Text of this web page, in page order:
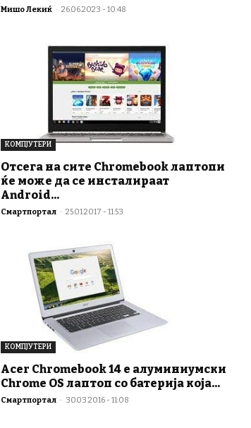
Мишо Лекиќ - 26.06.2023 - 10:48
КОМПЈУТЕРИ
Отсега на сите Chromebook лаптопи
ќе може да се инсталираат
Android...
Смартпортал - 25.01.2017 - 11:53
КОМПЈУТЕРИ
Acer Chromebook 14 е алуминиумски
Chrome OS лаптоп со батерија која...
Смартпортал - 30.03.2016 - 11:08